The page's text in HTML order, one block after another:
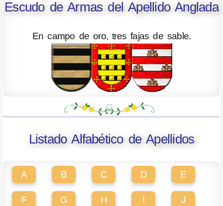
Escudo de Armas del Apellido Anglada
En campo de oro, tres fajas de sable.
Listado Alfabético de Apellidos
A B C D E
F G H I J